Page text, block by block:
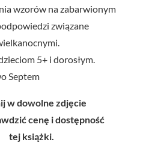
wzorów na zabarwionym
związane
5+ i dorosłym.
Septem
w dowolne zdjęcie
cenę i dostępność
tej książki.